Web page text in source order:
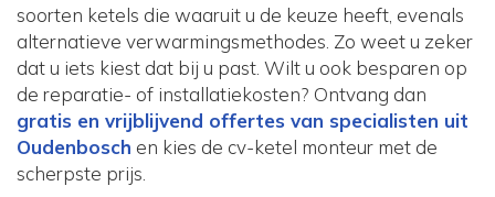
soorten ketels die waaruit u de keuze heeft, evenals
alternatieve verwarmingsmethodes. Zo weet u zeker
dat u iets kiest dat bij u past. Wilt u ook besparen op
de reparatie- of installatiekosten? Ontvang dan
gratis en vrijblijvend offertes van specialisten uit
Oudenbosch en kies de cv-ketel monteur met de
scherpste prijs.